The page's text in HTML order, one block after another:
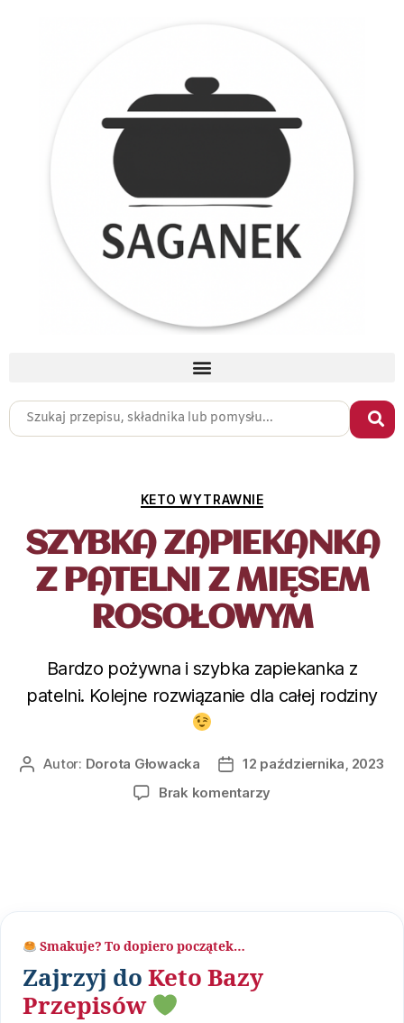
KETO WYTRAWNIE
SZYBKA ZAPIEKANKA
Z PATELNI Z MIĘSEM
ROSOŁOWYM
Bardzo pożywna i szybka zapiekanka z
patelni. Kolejne rozwiązanie dla całej rodziny
Autor: Dorota Głowacka
12 października, 2023
Brak komentarzy
Smakuje? To dopiero początek…
Zajrzyj do Keto Bazy
Przepisów